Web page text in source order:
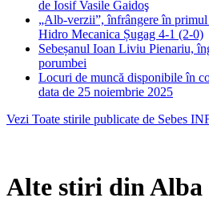
de Iosif Vasile Gaidoş
„Alb-verzii”, înfrângere în
Hidro Mecanica Șugag 4-1 (2-0)
Sebeșanul Ioan Liviu Pienariu,
porumbei
Locuri de muncă disponibile în
data de 25 noiembrie 2025
Vezi Toate stirile publicate de Sebes
Alte stiri din Alba